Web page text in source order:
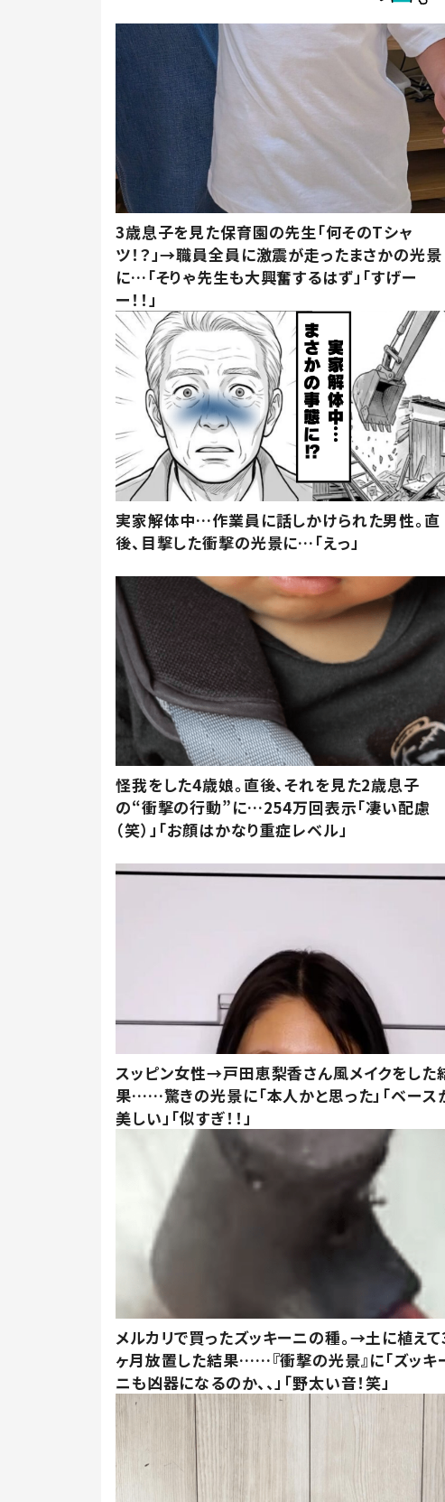
3歳息子を見た保育園の先生「何そのTシャ
ツ！？」→職員全員に激震が走ったまさかの光景
に…「そりゃ先生も大興奮するはず」「すげー
ー！！」
実家解体中…作業員に話しかけられた男性。直
後、目撃した衝撃の光景に…「えっ」
怪我をした4歳娘。直後、それを見た2歳息子
の“衝撃の行動”に…254万回表示「凄い配慮
（笑）」「お顔はかなり重症レベル」
スッピン女性→戸田恵梨香さん風メイクをした
果……驚きの光景に「本人かと思った」「ベース
美しい」「似すぎ！！」
メルカリで買ったズッキーニの種。→土に植えて
ヶ月放置した結果……『衝撃の光景』に「ズッキ
ニも凶器になるのか、、」「野太い音！笑」